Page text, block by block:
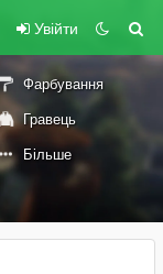
Увійти
Фарбування
Гравець
Більше